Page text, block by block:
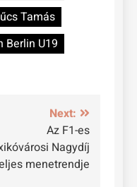
Tamás
Berlin U19
Next:
Az F1-es
Nagydíj
menetrendje